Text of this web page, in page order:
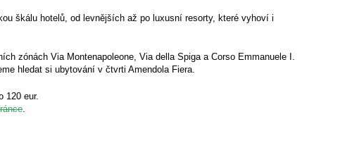
škálu hotelů, od levnějších až po luxusní resorty, které vyhoví i
zónách Via Montenapoleone, Via della Spiga a Corso Emmanuele I.
hledat si ubytování v čtvrti Amendola Fiera.
120 eur.